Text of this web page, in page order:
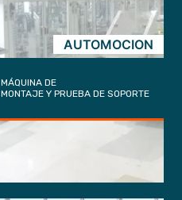
AUTOMOCION
MÁQUINA DE
MONTAJE Y PRUEBA DE SOPORTE